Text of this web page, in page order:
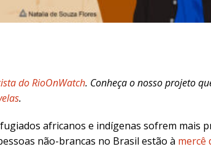
do RioOnWatch. Conheça o nosso projeto
.
africanos e indígenas sofrem mais
não-brancas no Brasil estão à mercê